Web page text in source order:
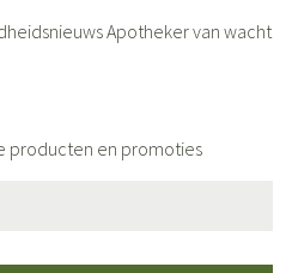
Apotheker van wacht
producten en promoties